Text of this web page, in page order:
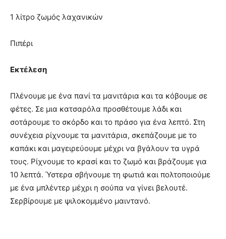
1 λίτρο ζωμός λαχανικών
Πιπέρι
Εκτέλεση
Πλένουμε με ένα πανί τα μανιτάρια και τα κόβουμε σε
φέτες. Σε μια κατσαρόλα προσθέτουμε λάδι και
σοτάρουμε το σκόρδο και το πράσο για ένα λεπτό. Στη
συνέχεια ρίχνουμε τα μανιτάρια, σκεπάζουμε με το
καπάκι και μαγειρεύουμε μέχρι να βγάλουν τα υγρά
τους. Ρίχνουμε το κρασί και το ζωμό και βράζουμε για
10 λεπτά. Ύστερα σβήνουμε τη φωτιά και πολτοποιούμε
με ένα μπλέντερ μέχρι η σούπα να γίνει βελουτέ.
Σερβίρουμε με ψιλοκομμένο μαιντανό.